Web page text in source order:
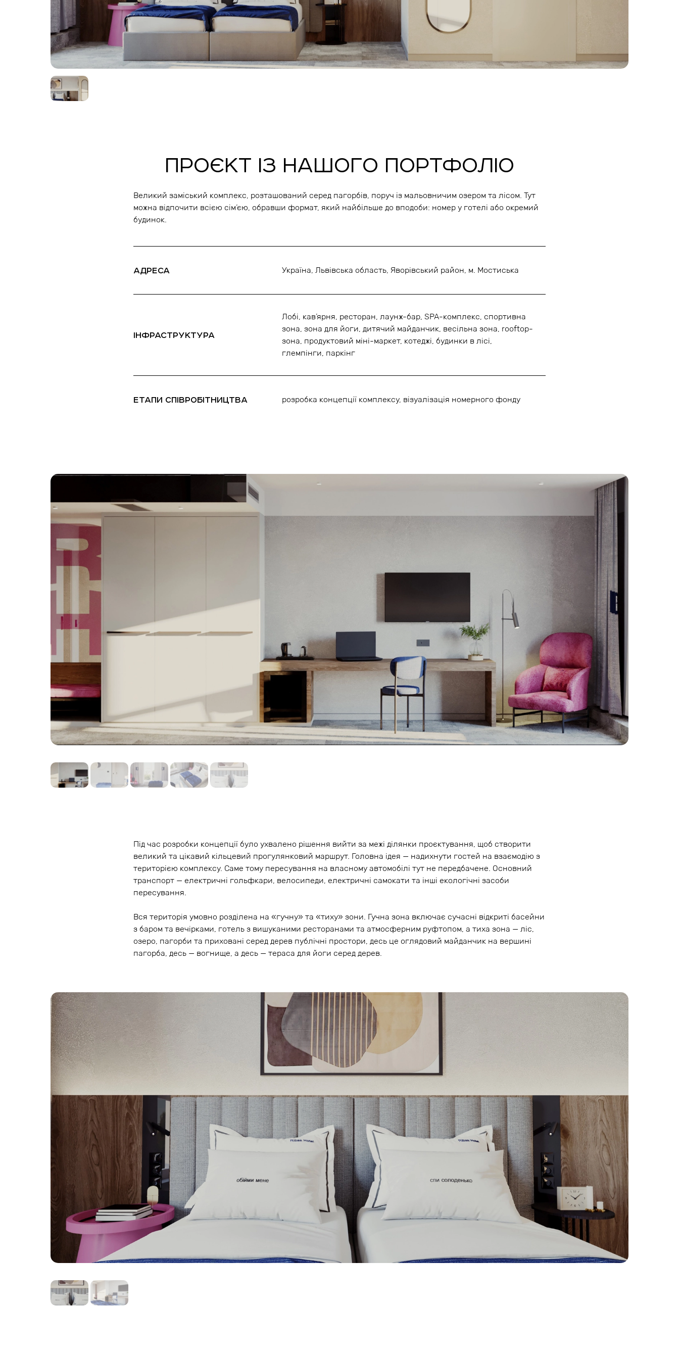
ПРОЄКТ ІЗ НАШОГО ПОРТФОЛІО
Великий заміський комплекс, розташований серед пагорбів, поруч із мальовничим озером та лісом. Тут
можна відпочити всією сім’єю, обравши формат, який найбільше до вподоби: номер у готелі або окремий
будинок.
АДРЕСА Україна, Львівська область, Яворівський район, м. Мостиська
ІНФРАСТРУКТУРА
Лобі, кав’ярня, ресторан, лаунж-бар, SPA-комплекс, спортивна
зона, зона для йоги, дитячий майданчик, весільна зона, rooftop-
зона, продуктовий міні-маркет, котеджі, будинки в лісі,
глемпінги, паркінг
ЕТАПИ СПІВРОБІТНИЦТВА розробка концепції комплексу, візуалізація номерного фонду
Під час розробки концепції було ухвалено рішення вийти за межі ділянки проєктування, щоб створити
великий та цікавий кільцевий прогулянковий маршрут. Головна ідея — надихнути гостей на взаємодію з
територією комплексу. Саме тому пересування на власному автомобілі тут не передбачене. Основний
транспорт — електричні гольфкари, велосипеди, електричні самокати та інші екологічні засоби
пересування.
Вся територія умовно розділена на «гучну» та «тиху» зони. Гучна зона включає сучасні відкриті басейни
з баром та вечірками, готель з вишуканими ресторанами та атмосферним руфтопом, а тиха зона — ліс,
озеро, пагорби та приховані серед дерев публічні простори, десь це оглядовий майданчик на вершині
пагорба, десь — вогнище, а десь — тераса для йоги серед дерев.